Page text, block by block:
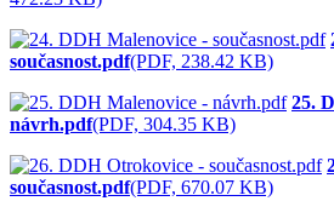
současnost.pdf(PDF, 238.42 KB)
25.
návrh.pdf(PDF, 304.35 KB)
současnost.pdf(PDF, 670.07 KB)